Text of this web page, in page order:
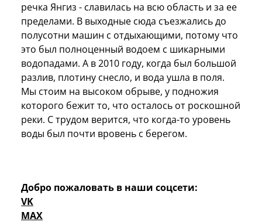
речка Янгиз - славилась на всю область и за ее
пределами. В выходные сюда съезжались до
полусотни машин с отдыхающими, потому что
это был полноценный водоем с шикарными
водопадами. А в 2010 году, когда был большой
разлив, плотину снесло, и вода ушла в поля.
Мы стоим на высоком обрыве, у подножия
которого бежит то, что осталось от роскошной
реки. С трудом верится, что когда-то уровень
воды был почти вровень с берегом.
Добро пожаловать в наши соцсети:
VK
MAX